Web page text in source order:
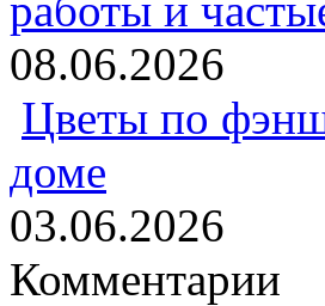
08.06.2026
Цветы по
доме
03.06.2026
Комментарии